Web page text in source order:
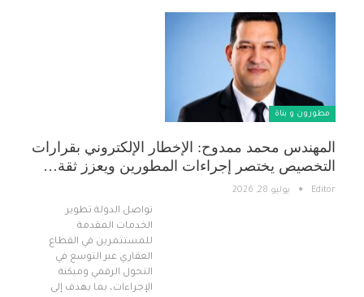
مطورون و بناة
المهندس محمد ممدوح: الإخطار الإلكتروني بقرارات
التخصيص يختصر إجراءات المطورين ويعزز ثقة…
Editor يوليو 28, 2026
تواصل الدولة تطوير
الخدمات المقدمة
للمستثمرين في القطاع
العقاري عبر التوسع في
التحول الرقمي وميكنة
الإجراءات، بما يهدف إلى